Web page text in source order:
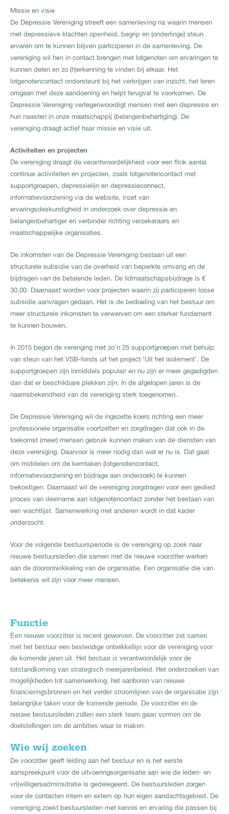
Missie en visie
De Depressie Vereniging streeft een samenleving na waarin mensen
met depressieve klachten openheid, begrip en (onderlinge) steun
ervaren om te kunnen blijven participeren in de samenleving. De
vereniging wil hen in contact brengen met lotgenoten om ervaringen te
kunnen delen en zo (h)erkenning te vinden bij elkaar. Het
lotgenotencontact ondersteunt bij het verkrijgen van inzicht, het leren
omgaan met deze aandoening en helpt terugval te voorkomen. De
Depressie Vereniging vertegenwoordigt mensen met een depressie en
hun naasten in onze maatschappij (belangenbehartiging). De
vereniging draagt actief haar missie en visie uit.
Activiteiten en projecten
De vereniging draagt de verantwoordelijkheid voor een flink aantal
continue activiteiten en projecten, zoals lotgenotencontact met
supportgroepen, depressielijn en depressieconnect,
informatievoorziening via de website, inzet van
ervaringsdeskundigheid in onderzoek over depressie en
belangenbehartiger en verbinder richting verzekeraars en
maatschappelijke organisaties.
De inkomsten van de Depressie Vereniging bestaan uit een
structurele subsidie van de overheid van beperkte omvang en de
bijdragen van de betalende leden. De lidmaatschapsbijdrage is €
30,00. Daarnaast worden voor projecten waarin zij participeren losse
subsidie aanvragen gedaan. Het is de bedoeling van het bestuur om
meer structurele inkomsten te verwerven om een sterker fundament
te kunnen bouwen.
In 2015 begon de verenging met zo’n 25 supportgroepen met behulp
van steun van het VSB-fonds uit het project ‘Uit het isolement’. De
supportgroepen zijn inmiddels populair en nu zijn er meer gegadigden
dan dat er beschikbare plekken zijn. In de afgelopen jaren is de
naamsbekendheid van de vereniging sterk toegenomen..
De Depressie Vereniging wil de ingezette koers richting een meer
professionele organisatie voortzetten en zorgdragen dat ook in de
toekomst (meer) mensen gebruik kunnen maken van de diensten van
deze vereniging. Daarvoor is meer nodig dan wat er nu is. Dat gaat
om middelen om de kerntaken (lotgenotencontact,
informatievoorziening en bijdrage aan onderzoek) te kunnen
bekostigen. Daarnaast wil de vereniging zorgdragen voor een geolied
proces van deelname aan lotgenotencontact zonder het bestaan van
een wachtlijst. Samenwerking met anderen wordt in dat kader
onderzocht.
Voor de volgende bestuursperiode is de vereniging op zoek naar
nieuwe bestuursleden die samen met de nieuwe voorzitter werken
aan de doorontwikkeling van de organisatie. Een organisatie die van
betekenis wil zijn voor meer mensen.
Functie
Een nieuwe voorzitter is recent geworven. De voorzitter zet samen
met het bestuur een bestendige ontwikkellijn voor de vereniging voor
de komende jaren uit. Het bestuur is verantwoordelijk voor de
totstandkoming van strategisch meerjarenbeleid. Het onderzoeken van
mogelijkheden tot samenwerking, het aanboren van nieuwe
financieringsbronnen en het verder stroomlijnen van de organisatie zijn
belangrijke taken voor de komende periode. De voorzitter en de
nieuwe bestuursleden zullen een sterk team gaan vormen om de
doelstellingen om de ambities waar te maken.
Wie wij zoeken
De voorzitter geeft leiding aan het bestuur en is het eerste
aanspreekpunt voor de uitvoeringsorganisatie aan wie de leden- en
vrijwilligersadminsitratie is gedelegeerd. De bestuursleden zorgen
voor de contacten intern en extern op hun eigen aandachtsgebied. De
vereniging zoekt bestuursleden met kennis en ervaring die passen bij